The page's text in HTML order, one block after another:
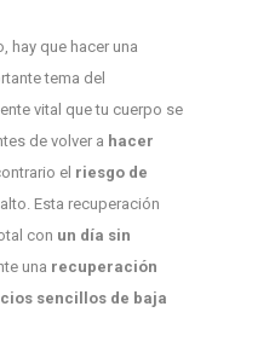
hay que hacer una
tema del
vital que tu cuerpo se
de volver a hacer
el riesgo de
Esta recuperación
con un día sin
una recuperación
sencillos de baja